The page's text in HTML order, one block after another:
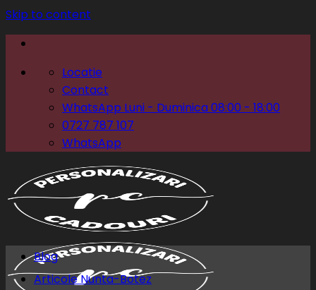
Skip to content
Locatie
Contact
WhatsApp Luni - Duminica 08:00 - 18:00
0727 787 107
WhatsApp
Blog
Articole Nunta-Botez